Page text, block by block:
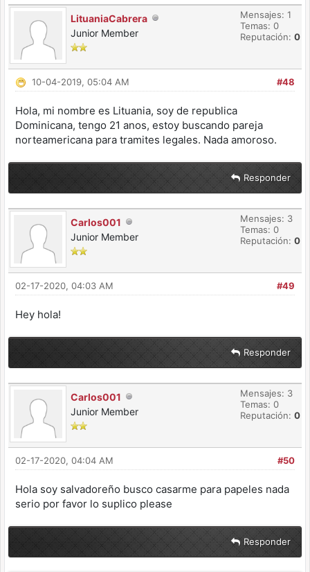
LituaniaCabrera
Junior Member
Mensajes: 1
Temas: 0
Reputación: 0
#48
10-04-2019, 05:04 AM
Hola, mi nombre es Lituania, soy de republica
Dominicana, tengo 21 anos, estoy buscando pareja
norteamericana para tramites legales. Nada amoroso.
Responder
Carlos001
Junior Member
Mensajes: 3
Temas: 0
Reputación: 0
#49
02-17-2020, 04:03 AM
Hey hola!
Responder
Carlos001
Junior Member
Mensajes: 3
Temas: 0
Reputación: 0
#50
02-17-2020, 04:04 AM
Hola soy salvadoreño busco casarme para papeles nada
serio por favor lo suplico please
Responder